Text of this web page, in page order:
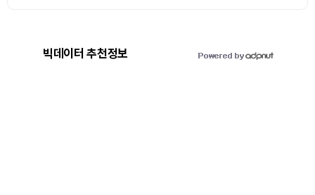
빅데이터 추천정보